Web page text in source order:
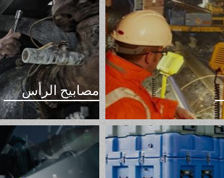
مصابيح الرأس